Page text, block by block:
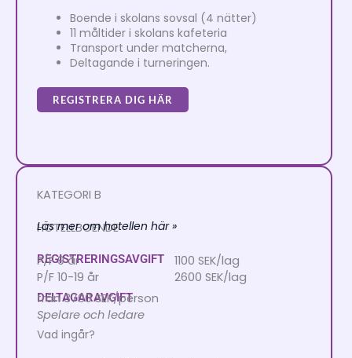
Boende i skolans sovsal (4 nätter)
11 måltider i skolans kafeteria
Transport under matcherna,
Deltagande i turneringen.
REGISTRERA DIG HÄR
KATEGORI B
HOTELLBOENDE
Läs mer om hotellen här »
REGISTRERINGSAVGIFT
P/F 9 år
P/F 10-19 år
1100 SEK/lag
2600 SEK/lag
DELTAGARAVGIFT
från 3700 SEK/person
Spelare och ledare
Vad ingår?